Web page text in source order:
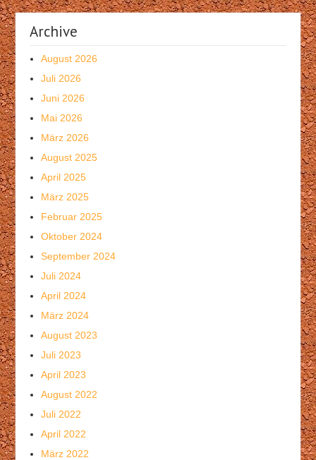
Archive
August 2026
Juli 2026
Juni 2026
Mai 2026
März 2026
August 2025
April 2025
März 2025
Februar 2025
Oktober 2024
September 2024
Juli 2024
April 2024
März 2024
August 2023
Juli 2023
April 2023
August 2022
Juli 2022
April 2022
März 2022